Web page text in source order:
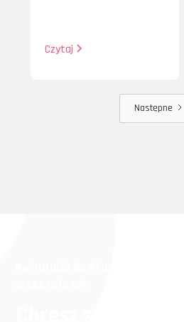
Czytaj
Następne